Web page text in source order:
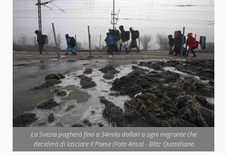
La Svezia pagherà fino a 34mila dollari a ogni migrante che
deciderà di lasciare il Paese (Foto Ansa) - Blitz Quotidiano